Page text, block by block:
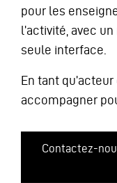
pour les
l’activité, avec
seule interface.
En tant
accompagner
Contactez-